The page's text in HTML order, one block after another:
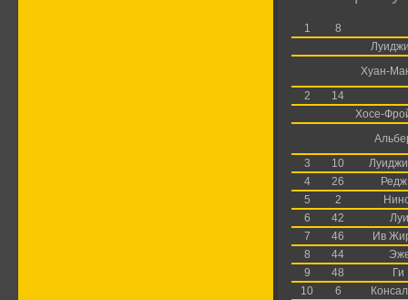
1
8
Хуан-
2
14
Хосе-
3
10
4
26
5
2
6
42
7
46
Ив
8
44
9
48
10
6